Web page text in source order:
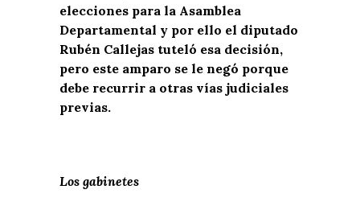
elecciones para la Asamblea
Departamental y por ello el diputado
Rubén Callejas tuteló esa decisión,
pero este amparo se le negó porque
debe recurrir a otras vías judiciales
previas.
Los gabinetes